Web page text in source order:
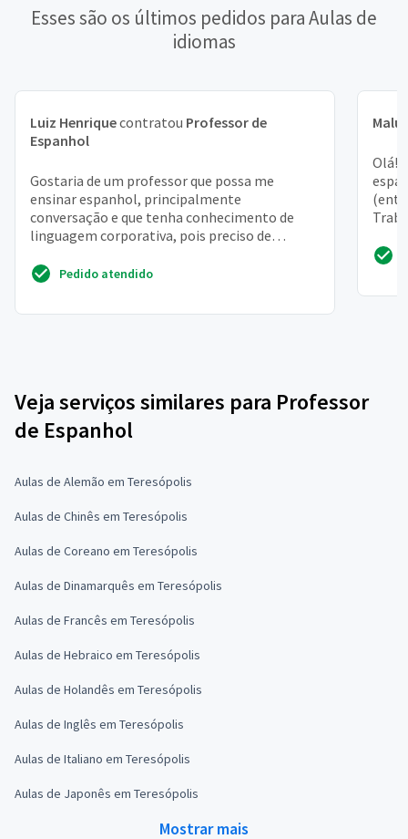
Esses são os últimos pedidos para Aulas de
idiomas
Luiz Henriquecontratou Professor de
Espanhol
Gostaria de um professor que possa me
ensinar espanhol, principalmente
conversação e que tenha conhecimento de
linguagem corporativa, pois preciso de
Pedido atendido
Malu
Olá!
Veja serviços similares para Professor
de Espanhol
Aulas de Alemão em Teresópolis
Aulas de Chinês em Teresópolis
Aulas de Coreano em Teresópolis
Aulas de Dinamarquês em Teresópolis
Aulas de Francês em Teresópolis
Aulas de Hebraico em Teresópolis
Aulas de Holandês em Teresópolis
Aulas de Inglês em Teresópolis
Aulas de Italiano em Teresópolis
Aulas de Japonês em Teresópolis
Mostrar mais